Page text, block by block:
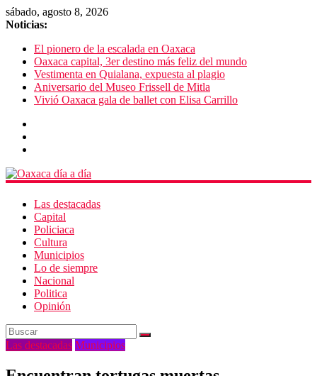
sábado, agosto 8, 2026
Noticias:
El pionero de la escalada en Oaxaca
Oaxaca capital, 3er destino más feliz del mundo
Vestimenta en Quialana, expuesta al plagio
Aniversario del Museo Frissell de Mitla
Vivió Oaxaca gala de ballet con Elisa Carrillo
Las destacadas
Capital
Policiaca
Cultura
Municipios
Lo de siempre
Nacional
Politica
Opinión
Las destacadas Municipios